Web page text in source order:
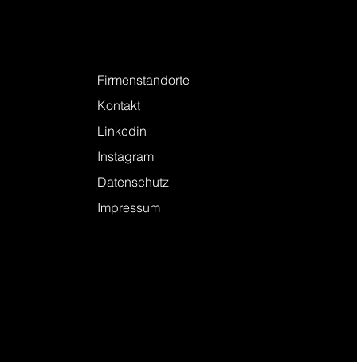
Firmenstandorte
Kontakt
Linkedin
Instagram
Datenschutz
Impressum